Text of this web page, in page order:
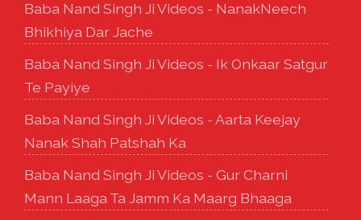
Baba Nand Singh Ji Videos - NanakNeech
Bhikhiya Dar Jache
Baba Nand Singh Ji Videos - Ik Onkaar Satgur
Te Payiye
Baba Nand Singh Ji Videos - Aarta Keejay
Nanak Shah Patshah Ka
Baba Nand Singh Ji Videos - Gur Charni
Mann Laaga Ta Jamm Ka Maarg Bhaaga